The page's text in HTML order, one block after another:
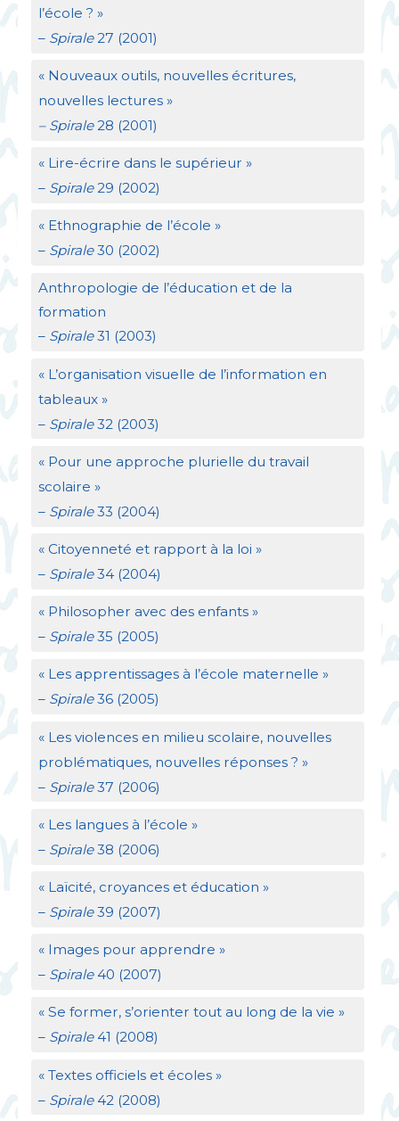
l’école ? »
– Spirale27 (2001)
« Nouveaux outils, nouvelles écritures,
nouvelles lectures »
– Spirale28 (2001)
« Lire-écrire dans le supérieur »
– Spirale29 (2002)
« Ethnographie de l’école »
– Spirale30 (2002)
Anthropologie de l’éducation et de la
formation
– Spirale31 (2003)
« L’organisation visuelle de l’information en
tableaux »
– Spirale32 (2003)
« Pour une approche plurielle du travail
scolaire »
– Spirale33 (2004)
« Citoyenneté et rapport à la loi »
– Spirale34 (2004)
« Philosopher avec des enfants »
– Spirale35 (2005)
« Les apprentissages à l’école maternelle »
– Spirale36 (2005)
« Les violences en milieu scolaire, nouvelles
problématiques, nouvelles réponses ? »
– Spirale37 (2006)
« Les langues à l’école »
– Spirale38 (2006)
« Laïcité, croyances et éducation »
– Spirale39 (2007)
« Images pour apprendre »
– Spirale40 (2007)
« Se former, s’orienter tout au long de la vie »
– Spirale41 (2008)
« Textes officiels et écoles »
– Spirale42 (2008)